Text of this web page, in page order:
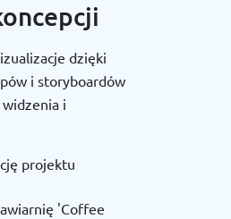
dzięki
i storyboardów
i
projektu
'Coffee